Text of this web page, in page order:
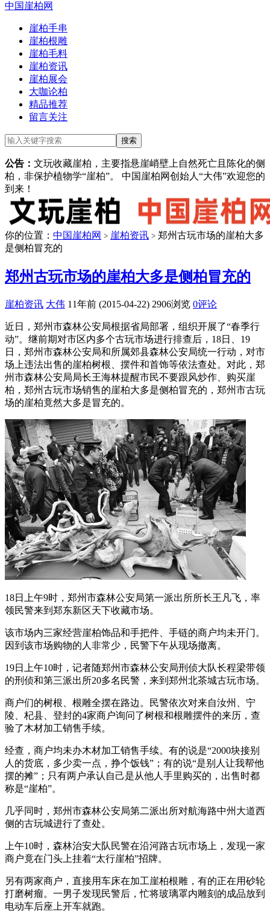
中国崖柏网
崖柏手串
崖柏根雕
崖柏毛料
崖柏资讯
崖柏展会
大咖论柏
精品推荐
留言关注
公告： 文玩收藏崖柏，主要指悬崖峭壁上自然死亡且陈化的侧
柏，非保护植物学“崖柏”。 中国崖柏网创始人“大伟”欢迎您的
到来！
你的位置： 中国崖柏网 > 崖柏资讯 > 郑州古玩市场的崖柏大多
是侧柏冒充的
郑州古玩市场的崖柏大多是侧柏冒充的
崖柏资讯 大伟 11年前 (2015-04-22) 2906浏览 0评论
近日，郑州市森林公安局根据省局部署，组织开展了“春季行
动”。继前期对市区内多个古玩市场进行排查后，18日、19
日，郑州市森林公安局和所属郊县森林公安局统一行动，对市
场上违法出售的崖柏树根、摆件和首饰等依法查处。对此，郑
州市森林公安局局长王海林提醒市民不要跟风炒作、购买崖
柏，郑州古玩市场销售的崖柏大多是侧柏冒充的，郑州市古玩
场的崖柏竟然大多是冒充的。
18日上午9时，郑州市森林公安局第一派出所所长王凡飞，率
领民警来到郑东新区天下收藏市场。
该市场内三家经营崖柏饰品和手把件、手链的商户均未开门。
因到该市场购物的人非常少，民警下午从现场撤离。
19日上午10时，记者随郑州市森林公安局刑侦大队长程梁带领
的刑侦和第三派出所20多名民警，来到郑州北茶城古玩市场。
商户们的树根、根雕全摆在路边。民警依次对来自汝州、宁
陵、杞县、登封的4家商户询问了树根和根雕摆件的来历，查
验了木材加工销售手续。
经查，商户均未办木材加工销售手续。有的说是“2000块接别
人的货底，多少卖一点，挣个饭钱”；有的说“是别人让我帮他
摆的摊”；只有两户承认自己是从他人手里购买的，出售时都
称是“崖柏”。
几乎同时，郑州市森林公安局第二派出所对航海路中州大道西
侧的古玩城进行了查处。
上午10时，森林治安大队民警在沿河路古玩市场上，发现一家
商户竟在门头上挂着“太行崖柏”招牌。
另有两家商户，直接用车床在加工崖柏根雕，有的正在用砂轮
打磨树瘤。一男子发现民警后，忙将玻璃罩内雕刻的成品放到
电动车后座上开车就跑。